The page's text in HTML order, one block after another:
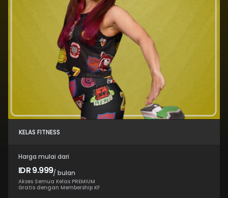
KELAS FITNESS
Harga mulai dari
IDR 9.999/ bulan
Akses Semua Kelas PREMIUM
Gratis dengan Membership KF